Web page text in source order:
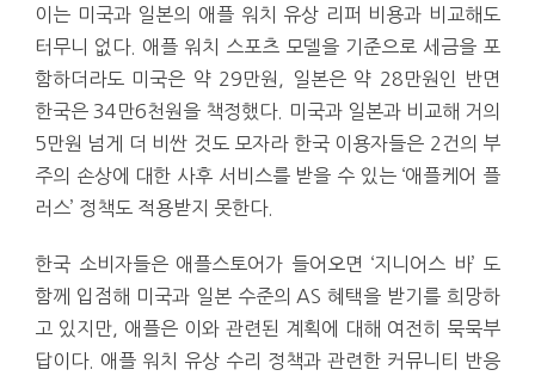
이는 미국과 일본의 애플 워치 유상 리퍼 비용과 비교해도
터무니 없다. 애플 워치 스포츠 모델을 기준으로 세금을 포
함하더라도 미국은 약 29만원, 일본은 약 28만원인 반면
한국은 34만6천원을 책정했다. 미국과 일본과 비교해 거의
5만원 넘게 더 비싼 것도 모자라 한국 이용자들은 2건의 부
주의 손상에 대한 사후 서비스를 받을 수 있는 ‘애플케어 플
러스’ 정책도 적용받지 못한다.
한국 소비자들은 애플스토어가 들어오면 ‘지니어스 바’ 도
함께 입점해 미국과 일본 수준의 AS 혜택을 받기를 희망하
고 있지만, 애플은 이와 관련된 계획에 대해 여전히 묵묵부
답이다. 애플 워치 유상 수리 정책과 관련한 커뮤니티 반응